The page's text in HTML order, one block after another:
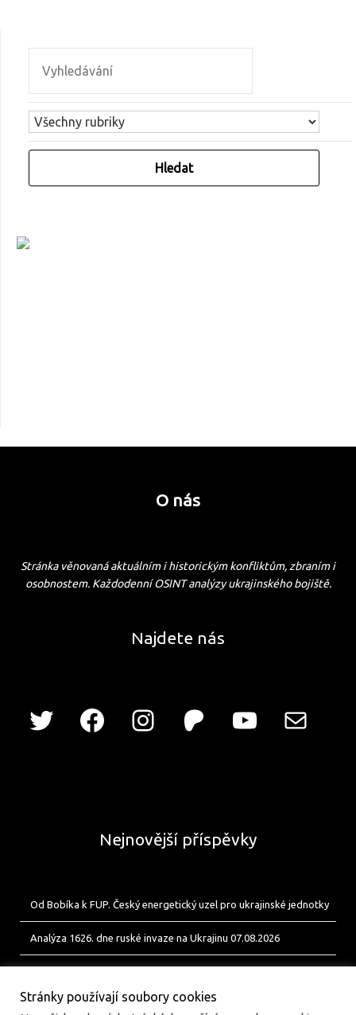
O nás
Stránka věnovaná aktuálním i historickým konfliktům, zbraním i
osobnostem. Každodenní OSINT analýzy ukrajinského bojiště.
Najdete nás
Nejnovější příspěvky
Od Bobíka k FUP. Český energetický uzel pro ukrajinské jednotky
Analýza 1626. dne ruské invaze na Ukrajinu 07.08.2026
Stránky používají soubory cookies